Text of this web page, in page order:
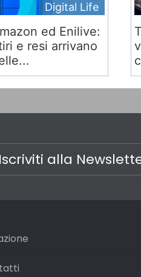
Digital Life
ed Enilive:
e resi arrivano
Iscriviti alla